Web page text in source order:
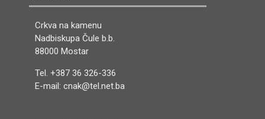
Crkva na kamenu
Nadbiskupa Čule b.b.
88000 Mostar
Tel. +387 36 326-336
E-mail: cnak@tel.net.ba